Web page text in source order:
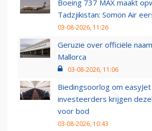
Boeing 737 MAX maakt
Tadzjikistan: Somon Air
03-08-2026, 11:26
Geruzie over officiële
Mallorca
03-08-2026, 11:06
Biedingsoorlog om
investeerders krijgen
voor bod
03-08-2026, 10:43